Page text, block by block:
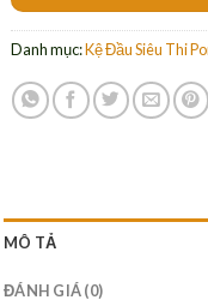
Danh mục:Kệ Đầu Siêu Thi
MÔ TẢ
ĐÁNH GIÁ (0)